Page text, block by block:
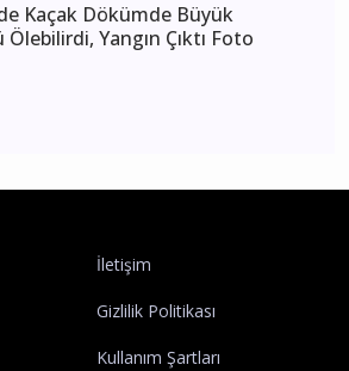
Kaçak Dökümde Büyük
Yangın Çıktı Foto
İletişim
Gizlilik Politikası
Kullanım Şartları